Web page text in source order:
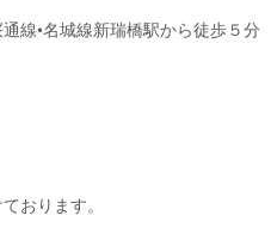
線•名城線新瑞橋駅から徒歩５分
おります。